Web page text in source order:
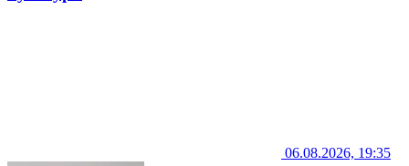
06.08.2026, 19:35